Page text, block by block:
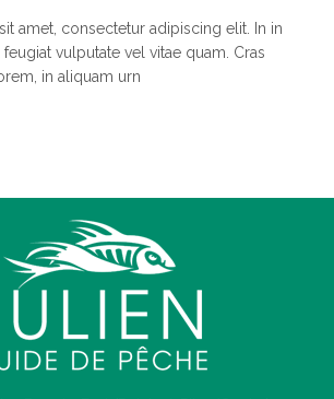
amet, consectetur adipiscing elit. In in
vulputate vel vitae quam. Cras
in aliquam urn